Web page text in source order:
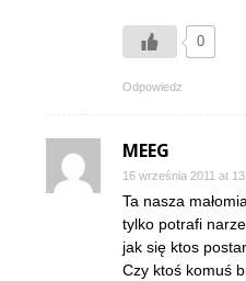
0
Odpowiedz
MEEG
16 września 2011 at
Ta nasza
tylko potrafi
jak się ktos
Czy ktoś komuś